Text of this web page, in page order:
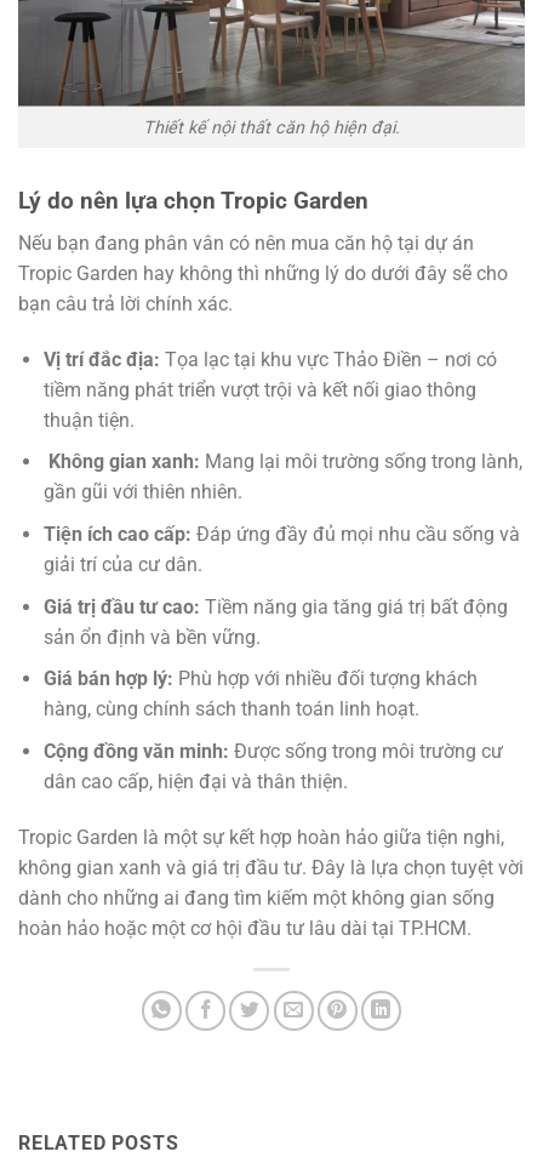
Thiết kế nội thất căn hộ hiện đại.
Lý do nên lựa chọn Tropic Garden
Nếu bạn đang phân vân có nên mua căn hộ tại dự án
Tropic Garden hay không thì những lý do dưới đây sẽ cho
bạn câu trả lời chính xác.
Vị trí đắc địa: Tọa lạc tại khu vực Thảo Điền – nơi có
tiềm năng phát triển vượt trội và kết nối giao thông
thuận tiện.
Không gian xanh: Mang lại môi trường sống trong lành,
gần gũi với thiên nhiên.
Tiện ích cao cấp: Đáp ứng đầy đủ mọi nhu cầu sống và
giải trí của cư dân.
Giá trị đầu tư cao: Tiềm năng gia tăng giá trị bất động
sản ổn định và bền vững.
Giá bán hợp lý: Phù hợp với nhiều đối tượng khách
hàng, cùng chính sách thanh toán linh hoạt.
Cộng đồng văn minh: Được sống trong môi trường cư
dân cao cấp, hiện đại và thân thiện.
Tropic Garden là một sự kết hợp hoàn hảo giữa tiện nghi,
không gian xanh và giá trị đầu tư. Đây là lựa chọn tuyệt vời
dành cho những ai đang tìm kiếm một không gian sống
hoàn hảo hoặc một cơ hội đầu tư lâu dài tại TP.HCM.
RELATED POSTS